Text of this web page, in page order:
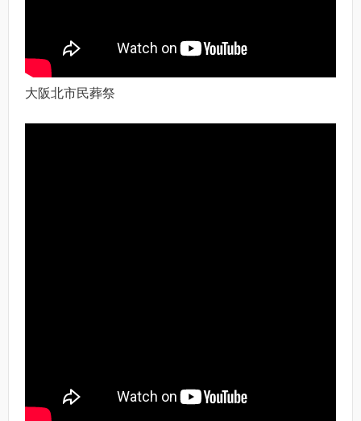
大阪北市民葬祭